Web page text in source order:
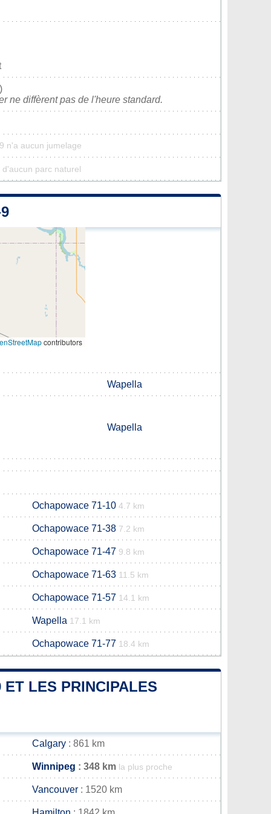
ne diffèrent pas de l'heure standard.
n'a aucun jumelage
parc naturel
contributors
Wapella
Wapella
Ochapowace 71-10 4.7 km
Ochapowace 71-38 7.2 km
Ochapowace 71-47 9.8 km
Ochapowace 71-63 11.5 km
Ochapowace 71-57 14.1 km
Wapella 17.1 km
Ochapowace 71-77 18.4 km
LES PRINCIPALES
Calgary : 861 km
Winnipeg : 348 km la plus proche
Vancouver : 1520 km